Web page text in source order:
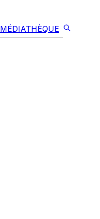
MÉDIATHÈQUE